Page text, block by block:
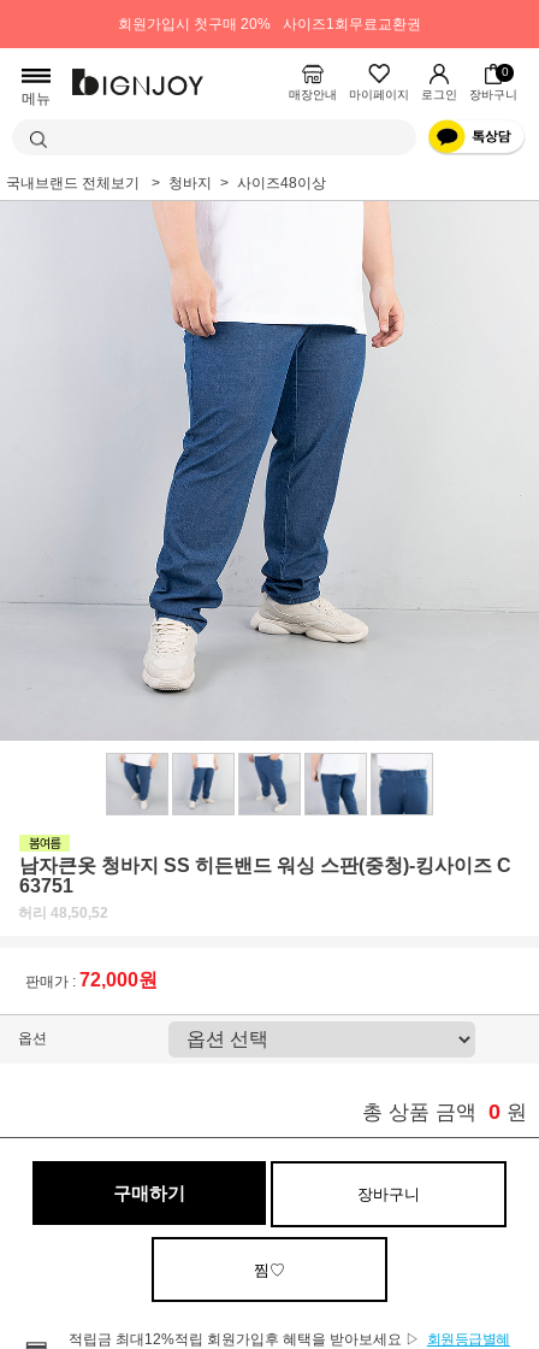
회원가입시 첫구매 20% 사이즈1회무료교환권
메뉴 매장안내 마이페이지 로그인
0
장바구니
국내브랜드 전체보기 청바지 사이즈48이상
남자큰옷 청바지 SS 히든밴드 워싱 스판(중청)-킹사이즈 C
63751
허리 48,50,52
판매가 : 72,000원
옵션
총 상품 금액 0 원
구매하기 장바구니
찜♡
적립금 최대12%적립 회원가입후 혜택을 받아보세요 ▷
회원등급별혜